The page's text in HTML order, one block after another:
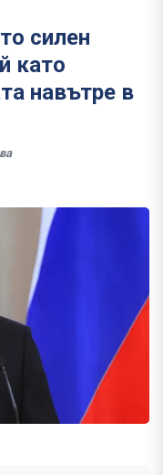
силен
като
навътре в